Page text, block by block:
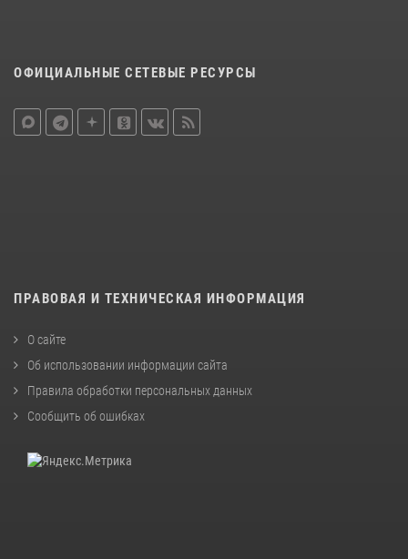
ОФИЦИАЛЬНЫЕ СЕТЕВЫЕ РЕСУРСЫ
ПРАВОВАЯ И ТЕХНИЧЕСКАЯ ИНФОРМАЦИЯ
О сайте
Об использовании информации сайта
Правила обработки персональных данных
Сообщить об ошибках